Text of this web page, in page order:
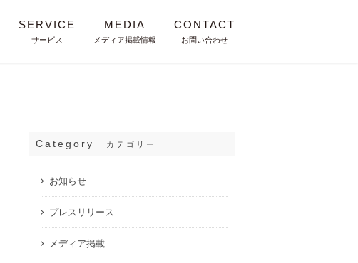
SERVICE
サービス
MEDIA
メディア掲載情報
CONTACT
お問い合わせ
Category カテゴリー
お知らせ
プレスリリース
メディア掲載